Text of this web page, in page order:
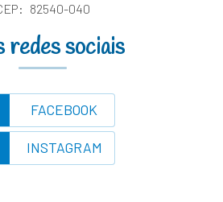
82540-040
redes sociais
FACEBOOK
INSTAGRAM